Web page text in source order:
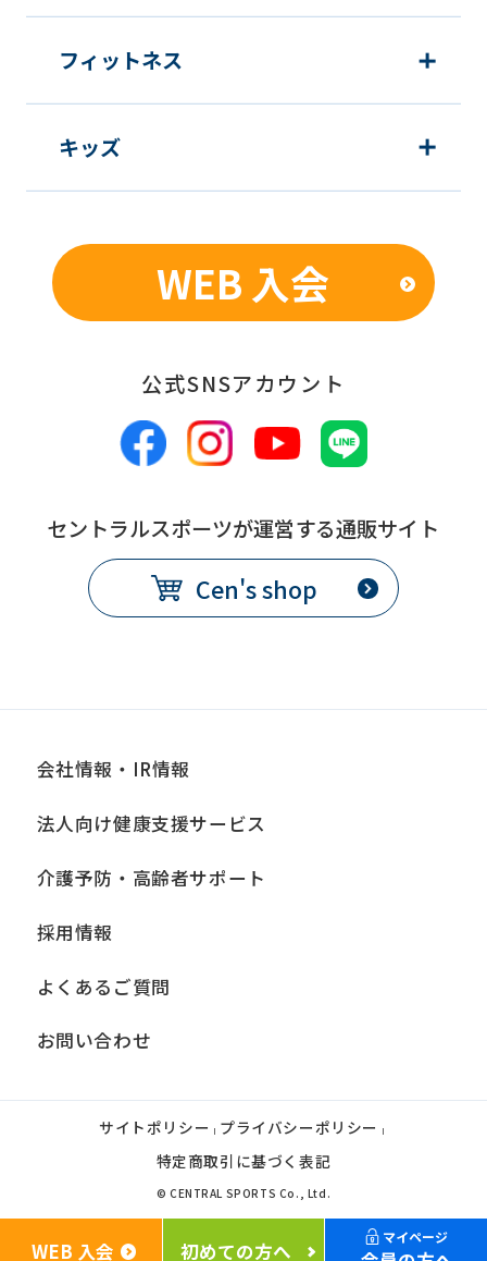
フィットネス
キッズ
WEB 入会
公式SNSアカウント
セントラルスポーツが運営する通販サイト
Cen's shop
会社情報・IR情報
法人向け健康支援サービス
介護予防・高齢者サポート
採用情報
よくあるご質問
お問い合わせ
サイトポリシー | プライバシーポリシー |
特定商取引に基づく表記
© CENTRAL SPORTS Co., Ltd.
WEB 入会 初めての方へ
マイページ